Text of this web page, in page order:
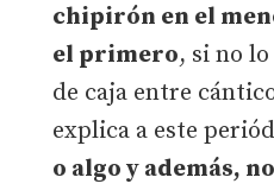
chipirón en el
el primero, si no
de caja entre
explica a este
o algo y además,